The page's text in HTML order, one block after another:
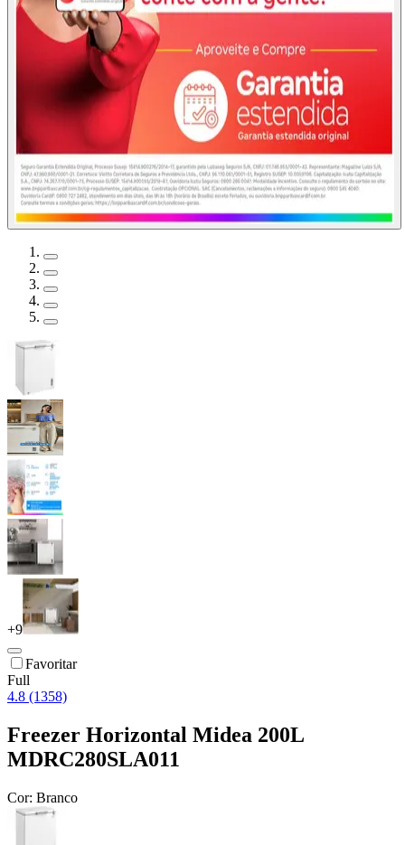
+9
Favoritar
Full
4.8 (1358)
Freezer Horizontal Midea 200L
MDRC280SLA011
Cor: Branco